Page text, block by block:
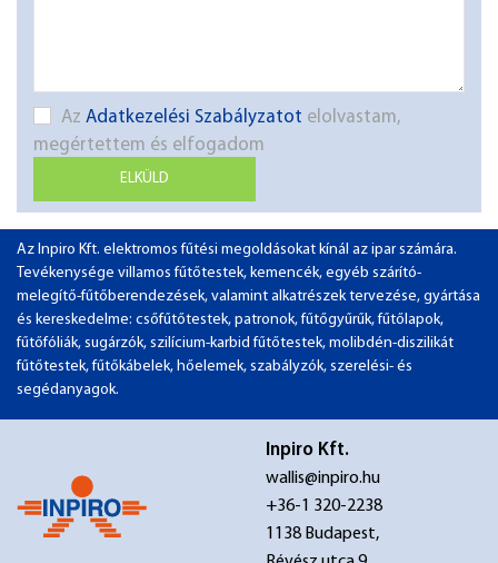
Az Adatkezelési Szabályzatot elolvastam,
megértettem és elfogadom
ELKÜLD
Az Inpiro Kft. elektromos fűtési megoldásokat kínál az ipar számára.
Tevékenysége villamos fűtőtestek, kemencék, egyéb szárító-
melegítő-fűtőberendezések, valamint alkatrészek tervezése, gyártása
és kereskedelme: csőfűtőtestek, patronok, fűtőgyűrűk, fűtőlapok,
fűtőfóliák, sugárzók, szilícium-karbid fűtőtestek, molibdén-diszilikát
fűtőtestek, fűtőkábelek, hőelemek, szabályzók, szerelési- és
segédanyagok.
Inpiro Kft.
wallis@inpiro.hu
+36-1 320-2238
1138 Budapest,